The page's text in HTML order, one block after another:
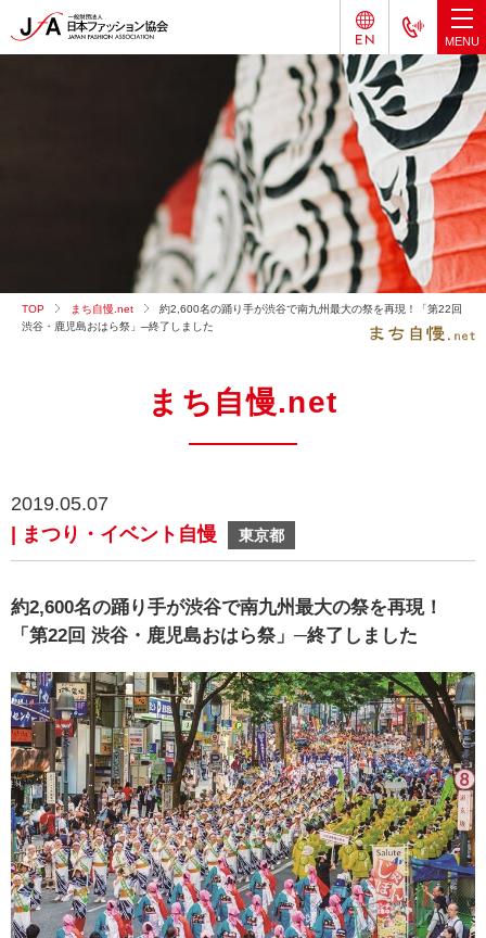
TOP まち自慢.net
約2,600名の踊り手が渋谷で南九州最大の祭を再現！「第22回
渋谷・鹿児島おはら祭」─終了しました
まち自慢.net
2019.05.07
| まつり・イベント自慢
東京都
約2,600名の踊り手が渋谷で南九州最大の祭を再現！
「第22回 渋谷・鹿児島おはら祭」─終了しました